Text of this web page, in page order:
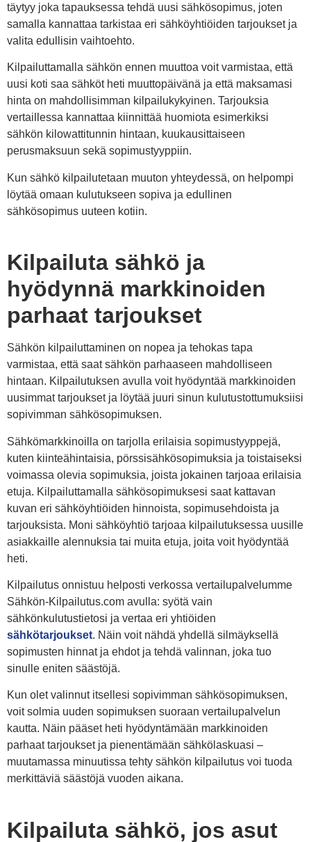
täytyy joka tapauksessa tehdä uusi sähkösopimus, joten
samalla kannattaa tarkistaa eri sähköyhtiöiden tarjoukset ja
valita edullisin vaihtoehto.
Kilpailuttamalla sähkön ennen muuttoa voit varmistaa, että
uusi koti saa sähköt heti muuttopäivänä ja että maksamasi
hinta on mahdollisimman kilpailukykyinen. Tarjouksia
vertaillessa kannattaa kiinnittää huomiota esimerkiksi
sähkön kilowattitunnin hintaan, kuukausittaiseen
perusmaksuun sekä sopimustyyppiin.
Kun sähkö kilpailutetaan muuton yhteydessä, on helpompi
löytää omaan kulutukseen sopiva ja edullinen
sähkösopimus uuteen kotiin.
Kilpailuta sähkö ja
hyödynnä markkinoiden
parhaat tarjoukset
Sähkön kilpailuttaminen on nopea ja tehokas tapa
varmistaa, että saat sähkön parhaaseen mahdolliseen
hintaan. Kilpailutuksen avulla voit hyödyntää markkinoiden
uusimmat tarjoukset ja löytää juuri sinun kulutustottumuksiisi
sopivimman sähkösopimuksen.
Sähkömarkkinoilla on tarjolla erilaisia sopimustyyppejä,
kuten kiinteähintaisia, pörssisähkösopimuksia ja toistaiseksi
voimassa olevia sopimuksia, joista jokainen tarjoaa erilaisia
etuja. Kilpailuttamalla sähkösopimuksesi saat kattavan
kuvan eri sähköyhtiöiden hinnoista, sopimusehdoista ja
tarjouksista. Moni sähköyhtiö tarjoaa kilpailutuksessa uusille
asiakkaille alennuksia tai muita etuja, joita voit hyödyntää
heti.
Kilpailutus onnistuu helposti verkossa vertailupalvelumme
Sähkön-Kilpailutus.com avulla: syötä vain
sähkönkulutustietosi ja vertaa eri yhtiöiden
sähkötarjoukset. Näin voit nähdä yhdellä silmäyksellä
sopimusten hinnat ja ehdot ja tehdä valinnan, joka tuo
sinulle eniten säästöjä.
Kun olet valinnut itsellesi sopivimman sähkösopimuksen,
voit solmia uuden sopimuksen suoraan vertailupalvelun
kautta. Näin pääset heti hyödyntämään markkinoiden
parhaat tarjoukset ja pienentämään sähkölaskuasi –
muutamassa minuutissa tehty sähkön kilpailutus voi tuoda
merkittäviä säästöjä vuoden aikana.
Kilpailuta sähkö, jos asut